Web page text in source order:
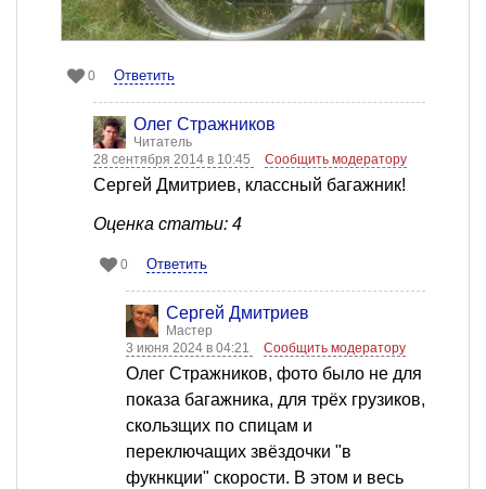
0 Ответить
Олег Стражников
Читатель
28 сентября 2014 в 10:45
Сообщить модератору
Сергей Дмитриев, классный багажник!
Оценка статьи: 4
0 Ответить
Сергей Дмитриев
Мастер
3 июня 2024 в 04:21
Сообщить модератору
Олег Стражников, фото было не для
показа багажника, для трёх грузиков,
скользщих по спицам и
переключащих звёздочки "в
фукнкции" скорости. В этом и весь